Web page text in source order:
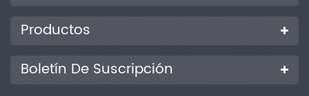
Productos
Boletín De Suscripción